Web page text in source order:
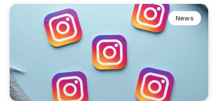
News